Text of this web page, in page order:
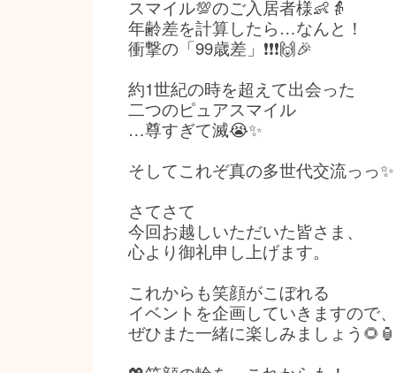
スマイル💯のご入居者様👶👵
年齢差を計算したら…なんと！
衝撃の「99歳差」❗❗❗🙌🎉
約1世紀の時を超えて出会った
二つのピュアスマイル
…尊すぎて滅😭✨
そしてこれぞ真の多世代交流っっ✨
さてさて
今回お越しいただいた皆さま、
心より御礼申し上げます。
これからも笑顔がこぼれる
イベントを企画していきますので、
ぜひまた一緒に楽しみましょう